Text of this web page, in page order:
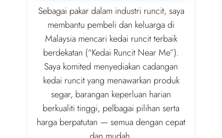
Sebagai pakar dalam industri runcit, saya
membantu pembeli dan keluarga di
Malaysia mencari kedai runcit terbaik
berdekatan (“Kedai Runcit Near Me”).
Saya komited menyediakan cadangan
kedai runcit yang menawarkan produk
segar, barangan keperluan harian
berkualiti tinggi, pelbagai pilihan serta
harga berpatutan — semua dengan cepat